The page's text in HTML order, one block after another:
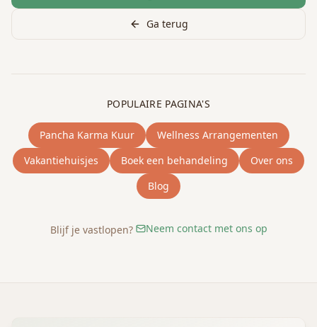
Ga terug
POPULAIRE PAGINA'S
Pancha Karma Kuur
Wellness Arrangementen
Vakantiehuisjes
Boek een behandeling
Over ons
Blog
Blijf je vastlopen? Neem contact met ons op